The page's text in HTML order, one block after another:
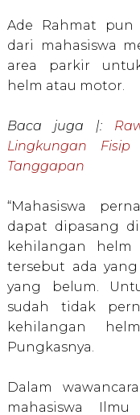
Ade Rahmat pun
dari mahasiswa
area parkir
helm atau motor.
Baca juga |:
Lingkungan
Tanggapan
“Mahasiswa
dapat dipasang
kehilangan
tersebut ada
yang belum.
sudah tidak
kehilangan
Pungkasnya.
Dalam
mahasiswa